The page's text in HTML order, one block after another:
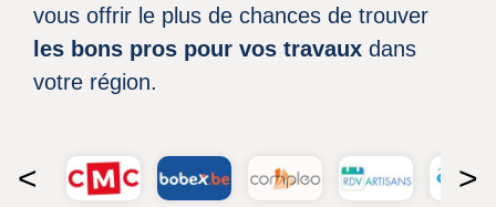
vous offrir le plus de chances de trouver
les bons pros pour vos travaux dans
votre région.
< >